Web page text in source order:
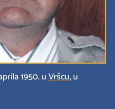
1950. uVršcu, u